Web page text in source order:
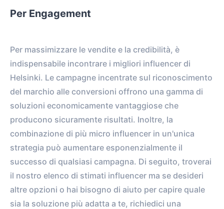
Per Engagement
Per massimizzare le vendite e la credibilità, è
indispensabile incontrare i migliori influencer di
Helsinki. Le campagne incentrate sul riconoscimento
del marchio alle conversioni offrono una gamma di
soluzioni economicamente vantaggiose che
producono sicuramente risultati. Inoltre, la
combinazione di più micro influencer in un'unica
strategia può aumentare esponenzialmente il
successo di qualsiasi campagna. Di seguito, troverai
il nostro elenco di stimati influencer ma se desideri
altre opzioni o hai bisogno di aiuto per capire quale
sia la soluzione più adatta a te, richiedici una